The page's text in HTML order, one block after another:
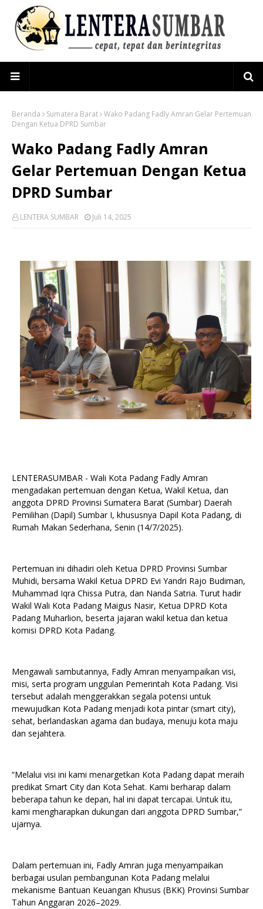
Beranda Sumatera Barat Wako Padang Fadly Amran Gelar Pertemuan
Dengan Ketua DPRD Sumbar
Wako Padang Fadly Amran
Gelar Pertemuan Dengan Ketua
DPRD Sumbar
LENTERA SUMBAR Juli 14, 2025
LENTERASUMBAR - Wali Kota Padang Fadly Amran
mengadakan pertemuan dengan Ketua, Wakil Ketua, dan
anggota DPRD Provinsi Sumatera Barat (Sumbar) Daerah
Pemilihan (Dapil) Sumbar I, khususnya Dapil Kota Padang, di
Rumah Makan Sederhana, Senin (14/7/2025).
Pertemuan ini dihadiri oleh Ketua DPRD Provinsi Sumbar
Muhidi, bersama Wakil Ketua DPRD Evi Yandri Rajo Budiman,
Muhammad Iqra Chissa Putra, dan Nanda Satria. Turut hadir
Wakil Wali Kota Padang Maigus Nasir, Ketua DPRD Kota
Padang Muharlion, beserta jajaran wakil ketua dan ketua
komisi DPRD Kota Padang.
Mengawali sambutannya, Fadly Amran menyampaikan visi,
misi, serta program unggulan Pemerintah Kota Padang. Visi
tersebut adalah menggerakkan segala potensi untuk
mewujudkan Kota Padang menjadi kota pintar (smart city),
sehat, berlandaskan agama dan budaya, menuju kota maju
dan sejahtera.
“Melalui visi ini kami menargetkan Kota Padang dapat meraih
predikat Smart City dan Kota Sehat. Kami berharap dalam
beberapa tahun ke depan, hal ini dapat tercapai. Untuk itu,
kami mengharapkan dukungan dari anggota DPRD Sumbar,”
ujarnya.
Dalam pertemuan ini, Fadly Amran juga menyampaikan
berbagai usulan pembangunan Kota Padang melalui
mekanisme Bantuan Keuangan Khusus (BKK) Provinsi Sumbar
Tahun Anggaran 2026–2029.